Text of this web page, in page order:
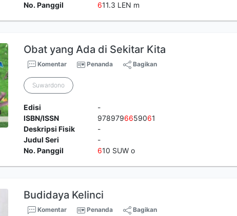
No. Panggil
611.3 LEN m
Obat yang Ada di Sekitar Kita
Komentar Penanda Bagikan
Suwardono
Edisi
-
ISBN/ISSN
9789796659061
Deskripsi Fisik
-
Judul Seri
-
No. Panggil
610 SUW o
Budidaya Kelinci
Komentar Penanda Bagikan